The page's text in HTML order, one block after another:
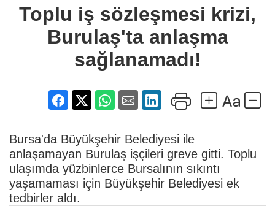
Burulaş'ta
anlaşma
Toplu iş sözleşmesi krizi,
Burulaş'ta anlaşma
sağlanamadı!
Bursa'da Büyükşehir Belediyesi ile
anlaşamayan Burulaş işçileri greve gitti. Toplu
ulaşımda yüzbinlerce Bursalının sıkıntı
yaşamaması için Büyükşehir Belediyesi ek
tedbirler aldı.